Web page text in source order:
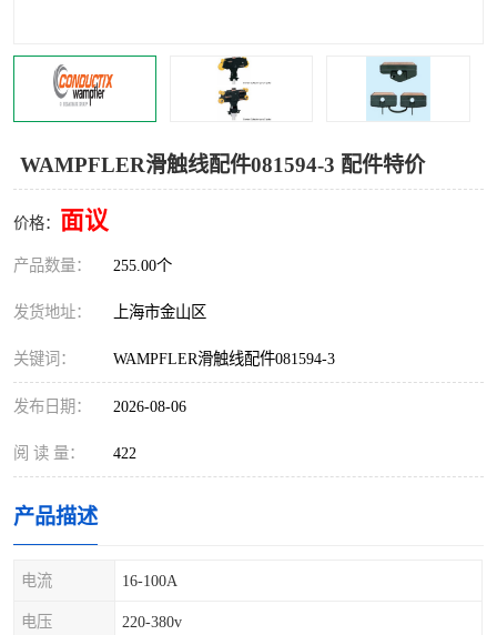
WAMPFLER滑触线配件081594-3 配件特价
价格： 面议
产品数量： 255.00个
发货地址： 上海市金山区
关键词： WAMPFLER滑触线配件081594-3
发布日期： 2026-08-06
阅 读 量： 422
产品描述
电流 16-100A
电压 220-380v
WICHITA Cleveland 张力控制器
Warner Linear